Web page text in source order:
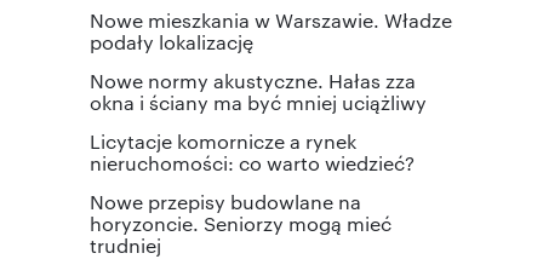
Nowe mieszkania w Warszawie. Władze
podały lokalizację
Nowe normy akustyczne. Hałas zza
okna i ściany ma być mniej uciążliwy
Licytacje komornicze a rynek
nieruchomości: co warto wiedzieć?
Nowe przepisy budowlane na
horyzoncie. Seniorzy mogą mieć
trudniej